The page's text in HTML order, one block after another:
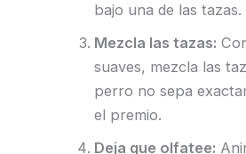
bajo una de las tazas.
Mezcla las tazas:
suaves, mezcla las
perro no sepa
el premio.
Deja que olfatee: